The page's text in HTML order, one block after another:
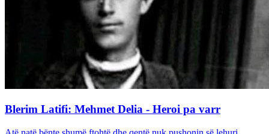
Blerim Latifi: Mehmet Delia - Heroi pa varr